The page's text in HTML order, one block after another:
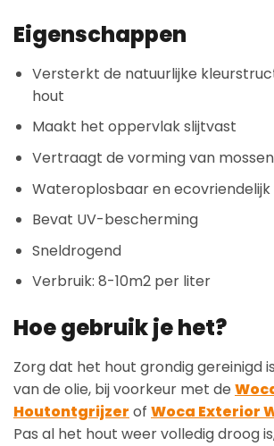
Eigenschappen
Versterkt de natuurlijke
hout
Maakt het oppervlak slijtvast
Vertraagt de vorming van
Wateroplosbaar en ecovriendelijk
Bevat UV-bescherming
Sneldrogend
Verbruik: 8-10m2 per liter
Hoe gebruik je het?
Zorg dat het hout grondig gereinigd
van de olie, bij voorkeur met de
Houtontgrijzer of Woca Exterior
Pas al het hout weer volledig droog